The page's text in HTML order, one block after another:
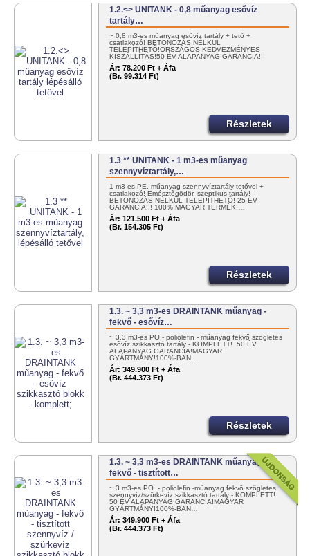
1.2.<> UNITANK - 0,8 műanyag esővíz
tartály…
~ 0,8 m3-es műanyag esővíz tartály + tető +
csatlakozó! BETONOZÁS NÉLKÜL
TELEPÍTHETŐ!ORSZÁGOS KEDVEZMÉNYES
KISZÁLLÍTÁS!50 ÉV ALAPANYAG GARANCIA!!!
100%…
Ár: 78.200 Ft + Áfa
(Br. 99.314 Ft)
Részletek
1.3 ** UNITANK - 1 m3-es műanyag
szennyvíztartály,…
1 m3-es PE. műanyag szennyvíztartály tetővel +
csatlakozó! Emésztőgödör, szeptikus tartály!
BETONOZÁS NÉLKÜL TELEPÍTHETŐ! 25 ÉV
GARANCIA!!! 100% MAGYAR TERMÉK!…
Ár: 121.500 Ft + Áfa
(Br. 154.305 Ft)
Részletek
1.3. ~ 3,3 m3-es DRAINTANK műanyag -
fekvő - esővíz…
~ 3,3 m3-es PO.- poliolefin - műanyag fekvő szögletes
esővíz szikkasztó tartály - KOMPLETT! 50 ÉV
ALAPANYAG GARANCIA!MAGYAR
GYÁRTMÁNY!100%-BAN…
Ár: 349.900 Ft + Áfa
(Br. 444.373 Ft)
Részletek
1.3. ~ 3,3 m3-es DRAINTANK műanyag -
fekvő - tisztított…
~ 3 m3-es PO. - poliolefin -műanyag fekvő szögletes
szennyvíz/szürkevíz szikkasztó tartály - KOMPLETT!
50 ÉV ALAPANYAG GARANCIA!MAGYAR
GYÁRTMÁNY!100%-BAN…
Ár: 349.900 Ft + Áfa
(Br. 444.373 Ft)